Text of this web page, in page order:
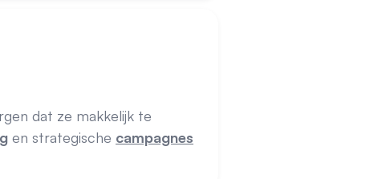
dat ze makkelijk te
en strategische campagnes